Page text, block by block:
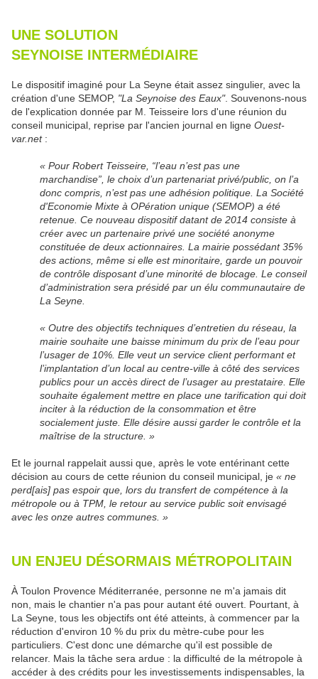
UNE SOLUTION
SEYNOISE INTERMÉDIAIRE
Le dispositif imaginé pour La Seyne était assez singulier, avec la
création d'une SEMOP, "La Seynoise des Eaux". Souvenons-nous
de l'explication donnée par M. Teisseire lors d'une réunion du
conseil municipal, reprise par l'ancien journal en ligne Ouest-
var.net:
« Pour Robert Teisseire, “l’eau n’est pas une
marchandise”, le choix d’un partenariat privé/public, on l’a
donc compris, n’est pas une adhésion politique. La Société
d'Economie Mixte à OPération unique (SEMOP) a été
retenue. Ce nouveau dispositif datant de 2014 consiste à
créer avec un partenaire privé une société anonyme
constituée de deux actionnaires. La mairie possédant 35%
des actions, même si elle est minoritaire, garde un pouvoir
de contrôle disposant d’une minorité de blocage. Le conseil
d’administration sera présidé par un élu communautaire de
La Seyne.
« Outre des objectifs techniques d’entretien du réseau, la
mairie souhaite une baisse minimum du prix de l’eau pour
l’usager de 10%. Elle veut un service client performant et
l’implantation d’un local au centre-ville à côté des services
publics pour un accès direct de l’usager au prestataire. Elle
souhaite également mettre en place une tarification qui doit
inciter à la réduction de la consommation et être
socialement juste. Elle désire aussi garder le contrôle et la
maîtrise de la structure. »
Et le journal rappelait aussi que, après le vote entérinant cette
décision au cours de cette réunion du conseil municipal, je « ne
perd[ais] pas espoir que, lors du transfert de compétence à la
métropole ou à TPM, le retour au service public soit envisagé
avec les onze autres communes. »
UN ENJEU DÉSORMAIS MÉTROPOLITAIN
À Toulon Provence Méditerranée, personne ne m'a jamais dit
non, mais le chantier n'a pas pour autant été ouvert. Pourtant, à
La Seyne, tous les objectifs ont été atteints, à commencer par la
réduction d'environ 10 % du prix du mètre-cube pour les
particuliers. C'est donc une démarche qu'il est possible de
relancer. Mais la tâche sera ardue : la difficulté de la métropole à
accéder à des crédits pour les investissements indispensables, la